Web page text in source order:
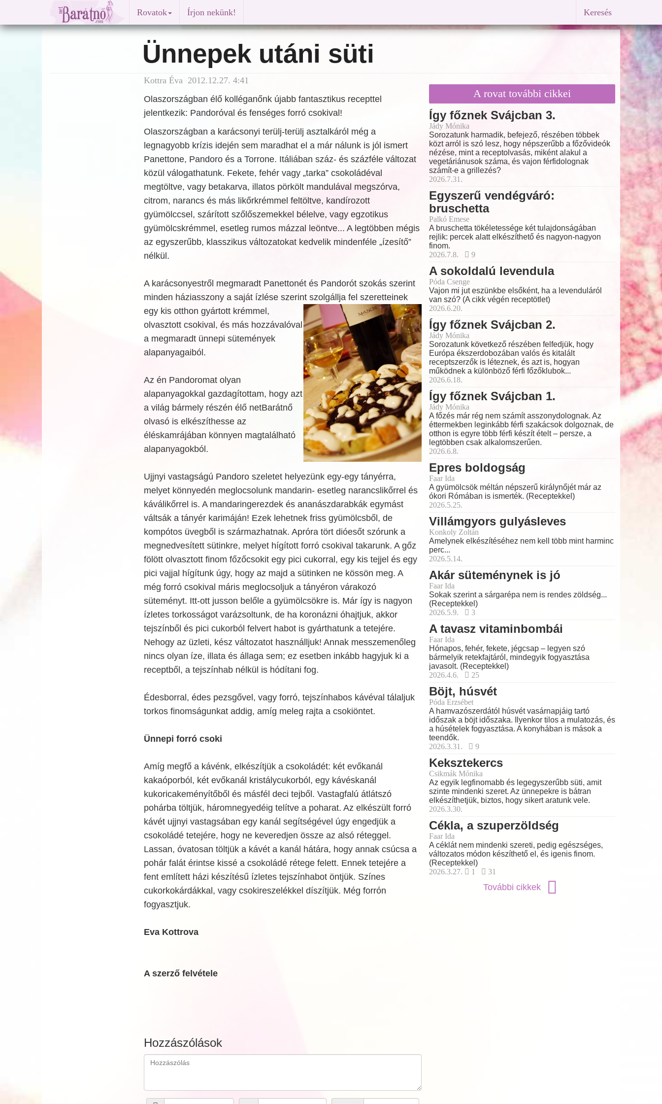
Rovatok Írjon nekünk! Keresés
Ünnepek utáni süti
Kottra Éva 2012.12.27. 4:41
Olaszországban élő kolléganőnk újabb fantasztikus recepttel
jelentkezik: Pandoróval és fenséges forró csokival!
Olaszországban a karácsonyi terülj-terülj asztalkáról még a
legnagyobb krízis idején sem maradhat el a már nálunk is jól ismert
Panettone, Pandoro és a Torrone. Itáliában száz- és százféle változat
közül válogathatunk. Fekete, fehér vagy „tarka” csokoládéval
megtöltve, vagy betakarva, illatos pörkölt mandulával megszórva,
citrom, narancs és más likőrkrémmel feltöltve, kandírozott
gyümölccsel, szárított szőlőszemekkel bélelve, vagy egzotikus
gyümölcskrémmel, esetleg rumos mázzal leöntve... A legtöbben mégis
az egyszerűbb, klasszikus változatokat kedvelik mindenféle „ízesítő”
nélkül.
A karácsonyestről megmaradt Panettonét és Pandorót szokás szerint
minden háziasszony a saját ízlése szerint szolgállja fel szeretteinek
egy kis otthon gyártott krémmel,
olvasztott csokival, és más hozzávalóval
a megmaradt ünnepi sütemények
alapanyagaiból.
Az én Pandoromat olyan
alapanyagokkal gazdagítottam, hogy azt
a világ bármely részén élő netBarátnő
olvasó is elkészíthesse az
éléskamrájában könnyen magtalálható
alapanyagokból.
Ujjnyi vastagságú Pandoro szeletet helyezünk egy-egy tányérra,
melyet könnyedén meglocsolunk mandarin- esetleg narancslikőrrel és
káválikőrrel is. A mandaringerezdek és ananászdarabkák egymást
váltsák a tányér karimáján! Ezek lehetnek friss gyümölcsből, de
kompótos üvegből is származhatnak. Apróra tört dióesőt szórunk a
megnedvesített sütinkre, melyet hígított forró csokival takarunk. A gőz
fölött olvasztott finom főzőcsokit egy pici cukorral, egy kis tejjel és egy
pici vajjal hígítunk úgy, hogy az majd a sütinken ne kössön meg. A
még forró csokival máris meglocsoljuk a tányéron várakozó
süteményt. Itt-ott jusson belőle a gyümölcsökre is. Már így is nagyon
ízletes torkosságot varázsoltunk, de ha koronázni óhajtjuk, akkor
tejszínből és pici cukorból felvert habot is gyárthatunk a tetejére.
Nehogy az üzleti, kész változatot használljuk! Annak messzemenőleg
nincs olyan íze, illata és állaga sem; ez esetben inkább hagyjuk ki a
receptből, a tejszínhab nélkül is hódítani fog.
Édesborral, édes pezsgővel, vagy forró, tejszínhabos kávéval tálaljuk
torkos finomságunkat addig, amíg meleg rajta a csokiöntet.
Ünnepi forró csoki
Amíg megfő a kávénk, elkészítjük a csokoládét: két evőkanál
kakaóporból, két evőkanál kristálycukorból, egy kávéskanál
kukoricakeményítőből és másfél deci tejből. Vastagfalú átlátszó
pohárba töltjük, háromnegyedéig telítve a poharat. Az elkészült forró
kávét ujjnyi vastagsában egy kanál segítségével úgy engedjük a
csokoládé tetejére, hogy ne keveredjen össze az alsó réteggel.
Lassan, óvatosan töltjük a kávét a kanál hátára, hogy annak csúcsa a
pohár falát érintse kissé a csokoládé rétege felett. Ennek tetejére a
fent említett házi készítésű ízletes tejszínhabot öntjük. Színes
cukorkokárdákkal, vagy csokireszelékkel díszítjük. Még forrón
fogyasztjuk.
Eva Kottrova
A szerző felvétele
Hozzászólások
A rovat további cikkei
Így főznek Svájcban 3.
Jády Mónika
Sorozatunk harmadik, befejező, részében többek
közt arról is szó lesz, hogy népszerűbb a főzővideók
nézése, mint a receptolvasás, miként alakul a
vegetáriánusok száma, és vajon férfidolognak
számít-e a grillezés?
2026.7.31.
Egyszerű vendégváró:
bruschetta
Palkó Emese
A bruschetta tökéletessége két tulajdonságában
rejlik: percek alatt elkészíthető és nagyon-nagyon
finom.
2026.7.8.
9
A sokoldalú levendula
Póda Csenge
Vajon mi jut eszünkbe elsőként, ha a levenduláról
van szó? (A cikk végén receptötlet)
2026.6.20.
Így főznek Svájcban 2.
Jády Mónika
Sorozatunk következő részében felfedjük, hogy
Európa ékszerdobozában valós és kitalált
receptszerzők is léteznek, és azt is, hogyan
működnek a különböző férfi főzőklubok...
2026.6.18.
Így főznek Svájcban 1.
Jády Mónika
A főzés már rég nem számít asszonydolognak. Az
éttermekben leginkább férfi szakácsok dolgoznak, de
otthon is egyre több férfi készít ételt – persze, a
legtöbben csak alkalomszerűen.
2026.6.8.
Epres boldogság
Faar Ida
A gyümölcsök méltán népszerű királynőjét már az
ókori Rómában is ismerték. (Receptekkel)
2026.5.25.
Villámgyors gulyásleves
Konkoly Zoltán
Amelynek elkészítéséhez nem kell több mint harminc
perc...
2026.5.14.
Akár süteménynek is jó
Faar Ida
Sokak szerint a sárgarépa nem is rendes zöldség...
(Receptekkel)
2026.5.9.
3
A tavasz vitaminbombái
Faar Ida
Hónapos, fehér, fekete, jégcsap – legyen szó
bármelyik retekfajtáról, mindegyik fogyasztása
javasolt. (Receptekkel)
2026.4.6.
25
Böjt, húsvét
Póda Erzsébet
A hamvazószerdától húsvét vasárnapjáig tartó
időszak a böjt időszaka. Ilyenkor tilos a mulatozás, és
a húsételek fogyasztása. A konyhában is mások a
teendők.
2026.3.31.
9
Keksztekercs
Csikmák Mónika
Az egyik legfinomabb és legegyszerűbb süti, amit
szinte mindenki szeret. Az ünnepekre is bátran
elkészíthetjük, biztos, hogy sikert aratunk vele.
2026.3.30.
Cékla, a szuperzöldség
Faar Ida
A céklát nem mindenki szereti, pedig egészséges,
változatos módon készíthető el, és igenis finom.
(Receptekkel)
2026.3.27.
1 31
További cikkek